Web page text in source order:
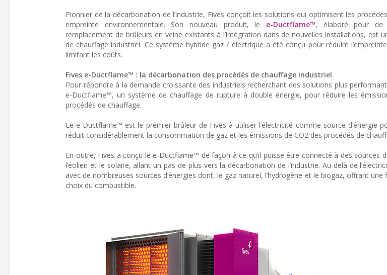
Pionnier de la décarbonation de l’industrie, Fives conçoit les solutions qui optimisent les
empreinte environnementale. Son nouveau produit, le e-Ductflame™, élaboré pour de
remplacement de brûleurs en veine existants à l’intégration dans de nouvelles installations, est
de chauffage industriel. Ce système hybride gaz / électrique a été conçu pour réduire
limitant les coûts.
Fives e-Ductflame™ : la décarbonation des procédés de chauffage industriel
Pour répondre à la demande croissante des industriels recherchant des solutions plus
e-Ductflame™, un système de chauffage de rupture à double énergie, pour réduire les
procédés de chauffage.
Le e-Ductflame™ est le premier brûleur de Fives à utiliser l’électricité comme source d’énergie
réduit considérablement la consommation de gaz et les émissions de CO2 des procédés de
En outre, Fives a conçu le e-Ductflame™ de façon à ce qu’il puisse être connecté à des sources
l’éolien et le solaire, allant un pas de plus vers la décarbonation de l’industrie. Au-delà de
avec de nombreuses sources d’énergies dont, le gaz naturel, l’hydrogène et le biogaz, offrant
choix du combustible.